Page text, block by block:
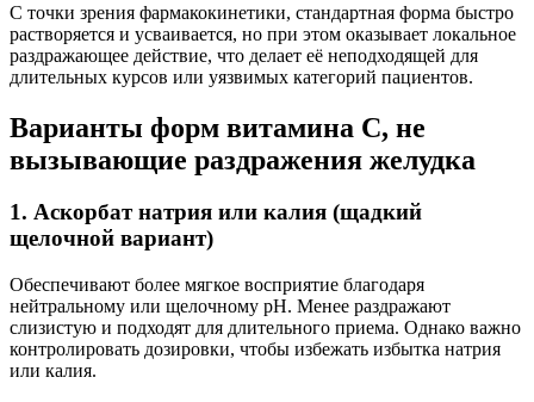
С точки зрения фармакокинетики, стандартная форма быстро
растворяется и усваивается, но при этом оказывает локальное
раздражающее действие, что делает её неподходящей для
длительных курсов или уязвимых категорий пациентов.
Варианты форм витамина C, не
вызывающие раздражения желудка
1. Аскорбат натрия или калия (щадкий
щелочной вариант)
Обеспечивают более мягкое восприятие благодаря
нейтральному или щелочному pH. Менее раздражают
слизистую и подходят для длительного приема. Однако важно
контролировать дозировки, чтобы избежать избытка натрия
или калия.